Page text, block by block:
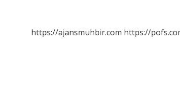
https://ajansmuhbir.com https://